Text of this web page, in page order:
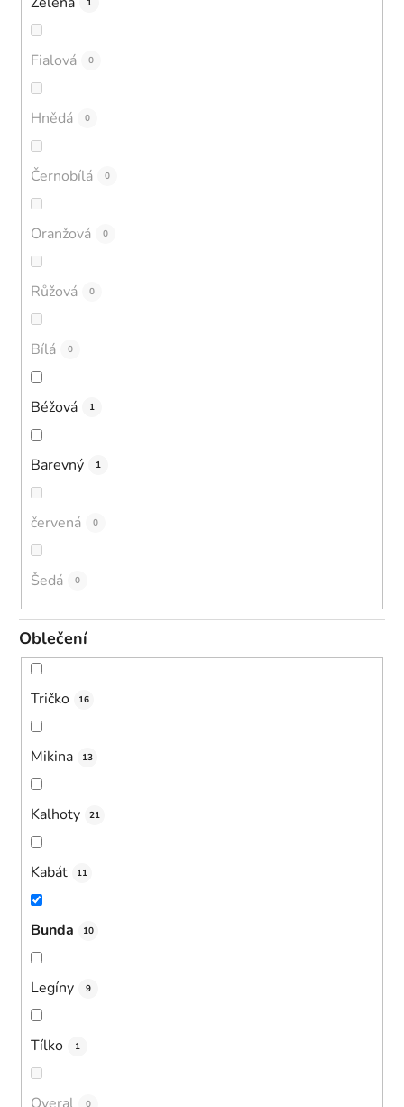
1
Fialová 0
Hnědá 0
Černobílá 0
Oranžová 0
Růžová 0
Bílá 0
Béžová 1
Barevný 1
červená 0
Šedá 0
Oblečení
Tričko 16
Mikina 13
Kalhoty 21
Kabát 11
Bunda 10
Legíny 9
Tílko 1
0